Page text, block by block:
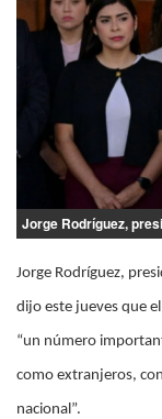
Jorge Rodríguez,
Jorge Rodríguez,
dijo este jueves que
“un número
como extranjeros,
nacional”.